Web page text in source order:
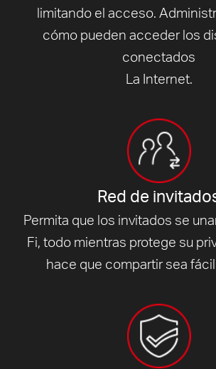
limitando el acceso.
cómo pueden acceder los
conectados
La Internet.
Red de
Permita que los invitados se
Fi, todo mientras protege su
hace que compartir sea